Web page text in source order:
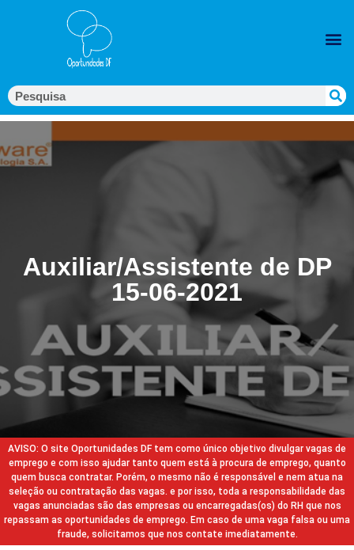
Auxiliar/Assistente de DP
15-06-2021
AVISO: O site Oportunidades DF tem como único objetivo divulgar vagas de
emprego e com isso ajudar tanto quem está à procura de emprego, quanto
quem busca contratar. Porém, o mesmo não é responsável e nem atua na
seleção ou contratação das vagas. e por isso, toda a responsabilidade das
vagas anunciadas são das empresas ou encarregadas(os) do RH que nos
repassam as oportunidades de emprego. Em caso de uma vaga falsa ou uma
fraude, solicitamos que nos contate imediatamente.